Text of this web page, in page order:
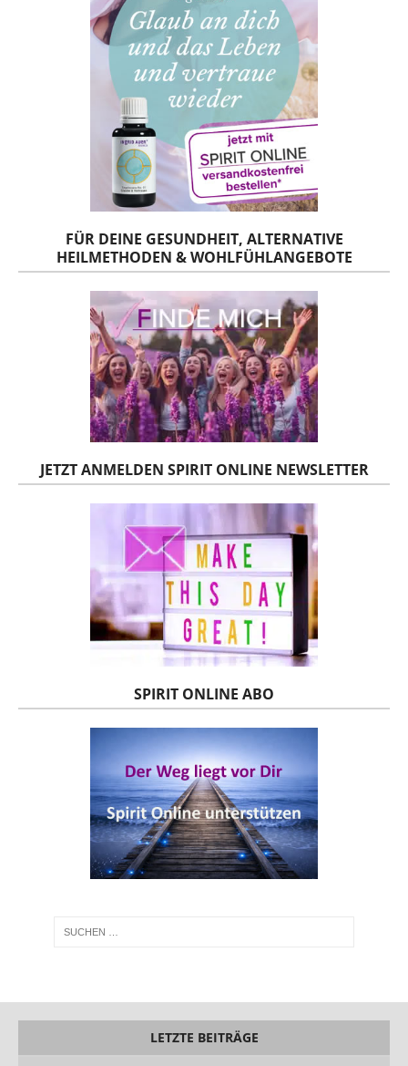
FÜR DEINE GESUNDHEIT, ALTERNATIVE
HEILMETHODEN & WOHLFÜHLANGEBOTE
JETZT ANMELDEN SPIRIT ONLINE NEWSLETTER
SPIRIT ONLINE ABO
LETZTE BEITRÄGE